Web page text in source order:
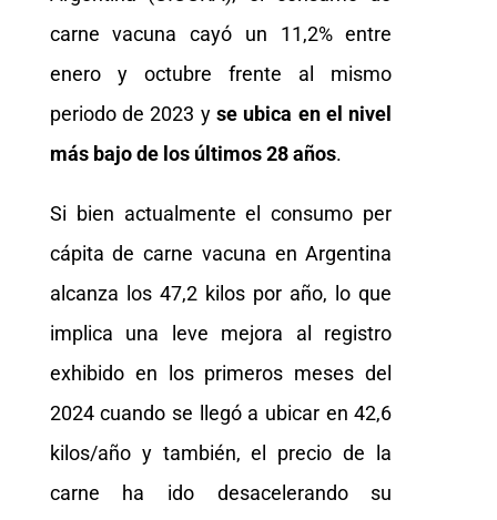
carne vacuna cayó un 11,2% entre
enero y octubre frente al mismo
periodo de 2023 y se ubica en el nivel
más bajo de los últimos 28 años.
Si bien actualmente el consumo per
cápita de carne vacuna en Argentina
alcanza los 47,2 kilos por año, lo que
implica una leve mejora al registro
exhibido en los primeros meses del
2024 cuando se llegó a ubicar en 42,6
kilos/año y también, el precio de la
carne ha ido desacelerando su